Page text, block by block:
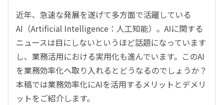
CRM／営業支援／Eコマース
DX（2025年の崖）／クラウドコンピューティング
データ分析／BI
ガバナンス／リスク管理
BPR／業務改善
近年、急速な発展を遂げて多方面で活躍している
AI（Artificial Intelligence：人工知能）。AIに関する
ニュースは目にしないというほど話題になっています
し、業務活用における実用化も進んでいます。このAI
を業務効率化へ取り入れるとどうなるのでしょうか？
本稿では業務効率化にAIを活用するメリットとデメリ
ットをご紹介します。